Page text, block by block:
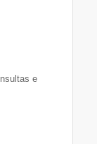
e